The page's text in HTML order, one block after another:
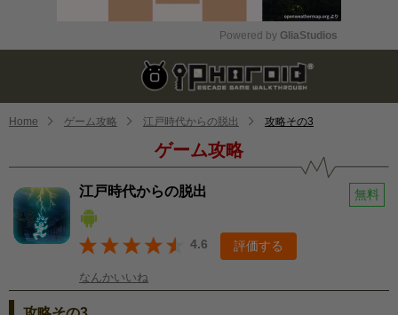
Mute
Powered by GliaStudios
Home ゲーム攻略 江戸時代からの脱出 攻略その3
ゲーム攻略
江戸時代からの脱出 無料
4.6 評価する
なんかいいね